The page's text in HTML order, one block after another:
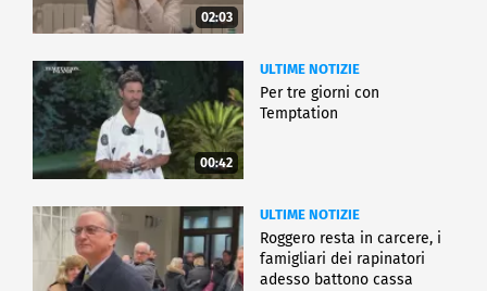
02:03
00:42
ULTIME NOTIZIE
Per tre giorni con
Temptation
ULTIME NOTIZIE
Roggero resta in carcere, i
famigliari dei rapinatori
adesso battono cassa